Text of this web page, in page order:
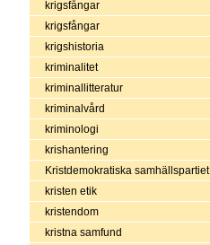
krigsfångar
krigsfångar
krigshistoria
kriminalitet
kriminallitteratur
kriminalvård
kriminologi
krishantering
Kristdemokratiska samhällspartiet
kristen etik
kristendom
kristna samfund